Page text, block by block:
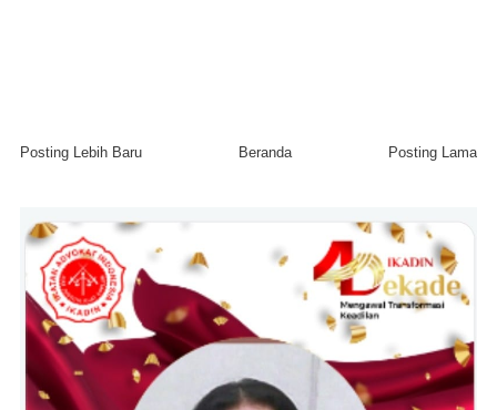
Posting Lebih Baru Posting Lama
Beranda